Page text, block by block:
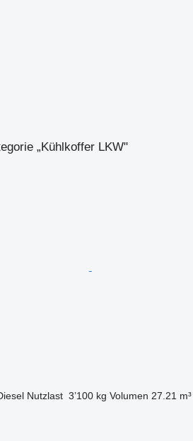
„Kühlkoffer LKW"
Nutzlast 3’100 kg Volumen 27.21 m³